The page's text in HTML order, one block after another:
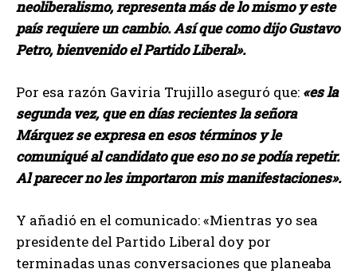
neoliberalismo, representa más de lo mismo y este
país requiere un cambio. Así que como dijo Gustavo
Petro, bienvenido el Partido Liberal».
Por esa razón Gaviria Trujillo aseguró que: «es la
segunda vez, que en días recientes la señora
Márquez se expresa en esos términos y le
comuniqué al candidato que eso no se podía repetir.
Al parecer no les importaron mis manifestaciones».
Y añadió en el comunicado: «Mientras yo sea
presidente del Partido Liberal doy por
terminadas unas conversaciones que planeaba